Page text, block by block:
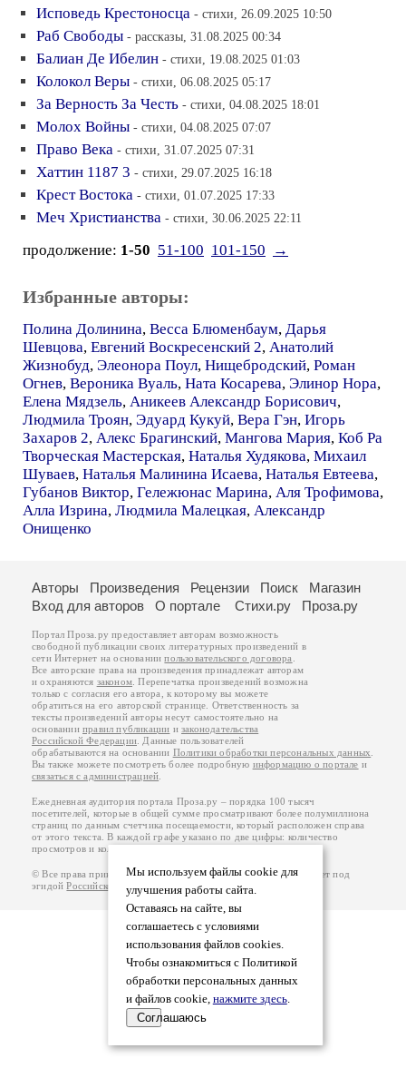
Исповедь Крестоносца - стихи, 26.09.2025 10:50
Раб Свободы - рассказы, 31.08.2025 00:34
Балиан Де Ибелин - стихи, 19.08.2025 01:03
Колокол Веры - стихи, 06.08.2025 05:17
За Верность За Честь - стихи, 04.08.2025 18:01
Молох Войны - стихи, 04.08.2025 07:07
Право Века - стихи, 31.07.2025 07:31
Хаттин 1187 3 - стихи, 29.07.2025 16:18
Крест Востока - стихи, 01.07.2025 17:33
Меч Христианства - стихи, 30.06.2025 22:11
продолжение: 1-50 51-100 101-150 →
Избранные авторы:
Полина Долинина, Весса Блюменбаум, Дарья
Шевцова, Евгений Воскресенский 2, Анатолий
Жизнобуд, Элеонора Поул, Нищебродский, Роман
Огнев, Вероника Вуаль, Ната Косарева, Элинор Нора,
Елена Мядзель, Аникеев Александр Борисович,
Людмила Троян, Эдуард Кукуй, Вера Гэн, Игорь
Захаров 2, Алекс Брагинский, Мангова Мария, Коб Ра
Творческая Мастерская, Наталья Худякова, Михаил
Шуваев, Наталья Малинина Исаева, Наталья Евтеева,
Губанов Виктор, Гележюнас Марина, Аля Трофимова,
Алла Изрина, Людмила Малецкая, Александр
Онищенко
Мы используем файлы cookie для
улучшения работы сайта.
Оставаясь на сайте, вы
соглашаетесь с условиями
использования файлов cookies.
Чтобы ознакомиться с Политикой
обработки персональных данных
и файлов cookie, нажмите здесь.
Соглашаюсь
Авторы Произведения Рецензии Поиск
Магазин
Вход для авторов
О портале Стихи.ру Проза.ру
Портал Проза.ру предоставляет авторам возможность
свободной публикации своих литературных произведений в
сети Интернет на основаниипользовательского договора
Все авторские права на произведения принадлежат авторам
и охраняются законом . Перепечатка произведений возможна
только с согласия его автора, к которому вы можете
обратиться на его авторской странице. Ответственность за
тексты произведений авторы несут самостоятельно на
основанииправил публикации изаконодательства
Российской Федерации . Данные пользователей
обрабатываются на основании Политики обработки персональных данных
Вы также можете посмотреть более подробную информацию о портале и
связаться с администрацией
Ежедневная аудитория портала Проза.ру – порядка 100 тысяч
посетителей, которые в общей сумме просматривают более полумиллиона
страниц по данным счетчика посещаемости, который расположен справа
от этого текста. В каждой графе указано по две цифры: количество
просмотров и количество посетителей.
© Все права принадлежат авторам, 2000-2026. Портал работает под
эгидойРоссийского союза писателей.